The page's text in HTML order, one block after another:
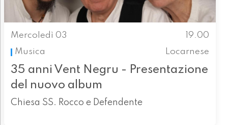
Mercoledì 03
19.00
Musica
Locarnese
35 anni Vent Negru - Presentazione
del nuovo album
Chiesa SS. Rocco e Defendente